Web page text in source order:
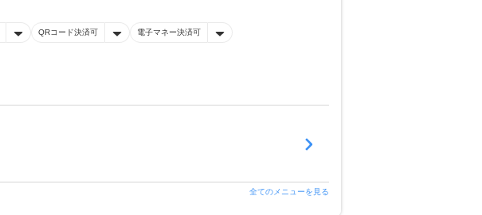
QRコード決済可 電子マネー決済可
全てのメニューを見る